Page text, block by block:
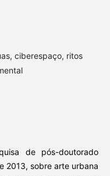
ciberespaço, ritos
de pós-doutorado
2013, sobre arte urbana